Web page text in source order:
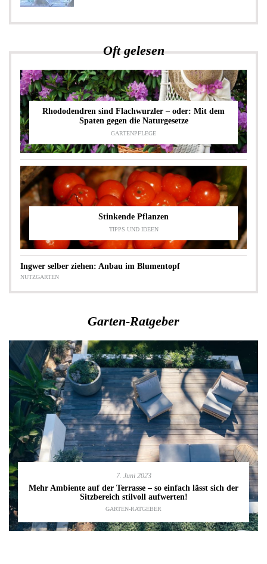
Oft gelesen
Rhododendren sind Flachwurzler – oder: Mit dem
Spaten gegen die Naturgesetze
GARTENPFLEGE
Stinkende Pflanzen
TIPPS UND IDEEN
Ingwer selber ziehen: Anbau im Blumentopf
NUTZGARTEN
Garten-Ratgeber
7. Juni 2023
Mehr Ambiente auf der Terrasse – so einfach lässt sich der
Sitzbereich stilvoll aufwerten!
GARTEN-RATGEBER